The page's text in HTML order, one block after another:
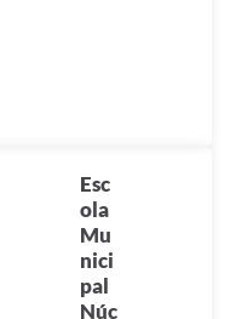
Esc
ola
Mu
nici
pal
Núc